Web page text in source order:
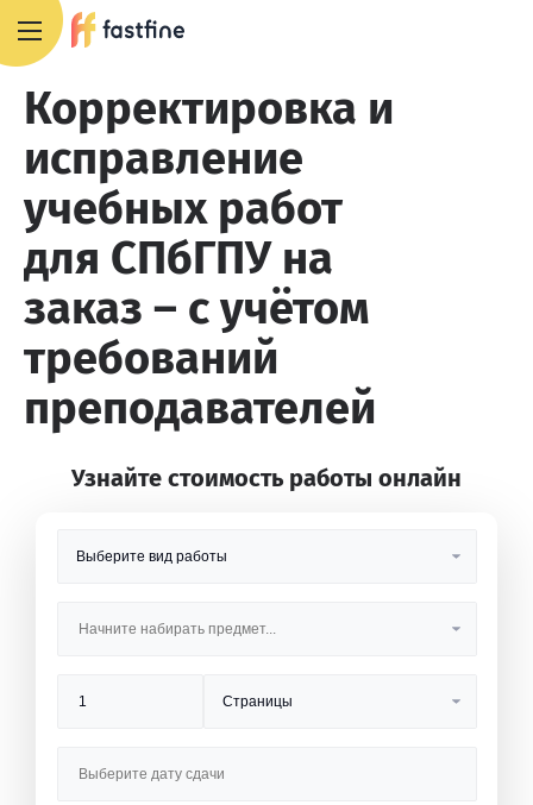
Корректировка и
исправление
учебных работ
для СПбГПУ на
заказ – с учётом
требований
преподавателей
Узнайте стоимость работы онлайн